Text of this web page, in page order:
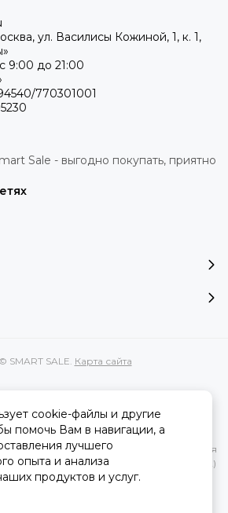
ул. Василисы Кожиной, 1, к. 1,
9:00 до 21:00
770301001
Sale - выгодно покупать, приятно
SMART SALE. Карта сайта
на сайте информация, касающаяся
стоимости товаров и услуг, носит
и ни при каких условиях не является
положениями Статьи 437(2)
кодекса РФ.
cookie-файлы и другие
помочь Вам в навигации, а
лучшего
опыта и анализа
продуктов и услуг.